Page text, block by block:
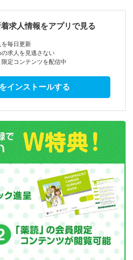
求人情報をアプリで見る
毎日更新
求人を見逃さない
定コンテンツを配信中
インストールする